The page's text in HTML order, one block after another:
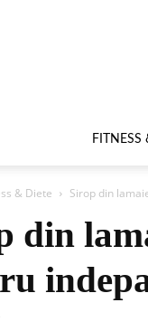
FITNESS
& Diete Sirop din
din